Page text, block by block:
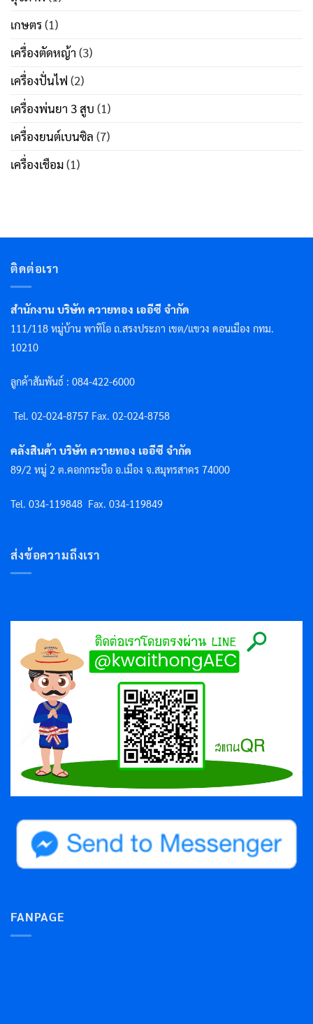
เกษตร(1)
เครื่องตัดหญ้า (3)
เครื่องปั่นไฟ (2)
เครื่องพ่นยา 3 สูบ (1)
เครื่องยนต์เบนซิล (7)
เครื่องเชือม(1)
ติดต่อเรา
สำนักงาน บริษัท ควายทอง เออีซี จำกัด
111/118 หมู่บ้าน พาทิโอ ถ.สรงประภา เขต/แขวง ดอนเมือง กทม.
10210
ลูกค้าสัมพันธ์ : 084-422-6000
Tel. 02-024-8757 Fax. 02-024-8758
คลังสินค้า บริษัท ควายทอง เออีซี จำกัด
89/2 หมู่ 2 ต.คอกกระบือ อ.เมือง จ.สมุทรสาคร 74000
Tel. 034-119848 Fax. 034-119849
ส่งข้อความถึงเรา
FANPAGE